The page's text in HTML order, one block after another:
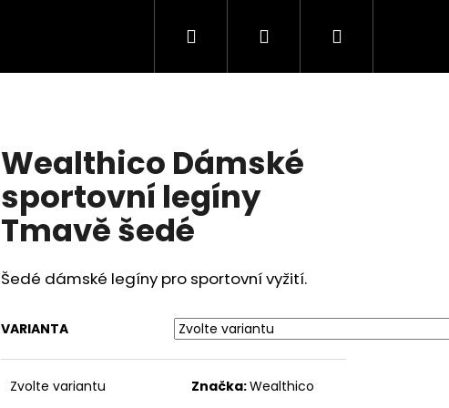
Hledat PřihlášeníNákupní
Wealthico Dámské
sportovní legíny
Tmavě šedé
Šedé dámské legíny pro sportovní vyžití.
VARIANTA
Zvolte variantu Značka:Wealthico